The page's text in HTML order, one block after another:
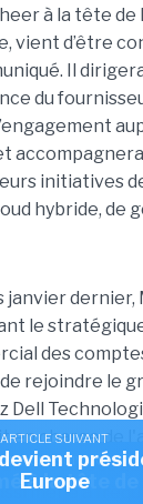
ARTICLE SUIVANT
à la tête de
à la tête de
vient d’être
Il
du
initiatives
hybride, de
janvier dernier,
le
des
rejoindre le
Dell
en charge de
Ses
mené à
ARTICLE SUIVANT
Europe